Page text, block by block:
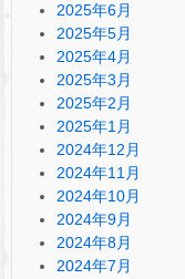
2025年6月
2025年5月
2025年4月
2025年3月
2025年2月
2025年1月
2024年12月
2024年11月
2024年10月
2024年9月
2024年8月
2024年7月